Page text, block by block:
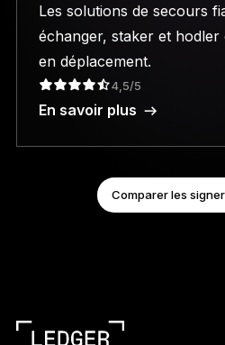
Les solutions de secours
échanger, staker et
en déplacement.
4,5/5
En savoir plus
Comparer les